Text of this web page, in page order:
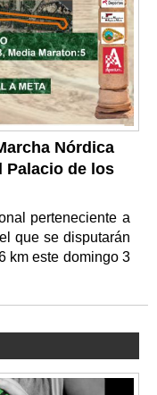
Nórdica
Palacio de los
perteneciente a
que se disputarán
km este domingo 3